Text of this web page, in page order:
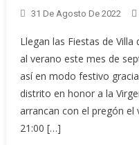
31 De Agosto De 2022
Llegan las Fiestas de
al verano este mes de
así en modo festivo
distrito en honor a la
arrancan con el pregón el
21:00 […]